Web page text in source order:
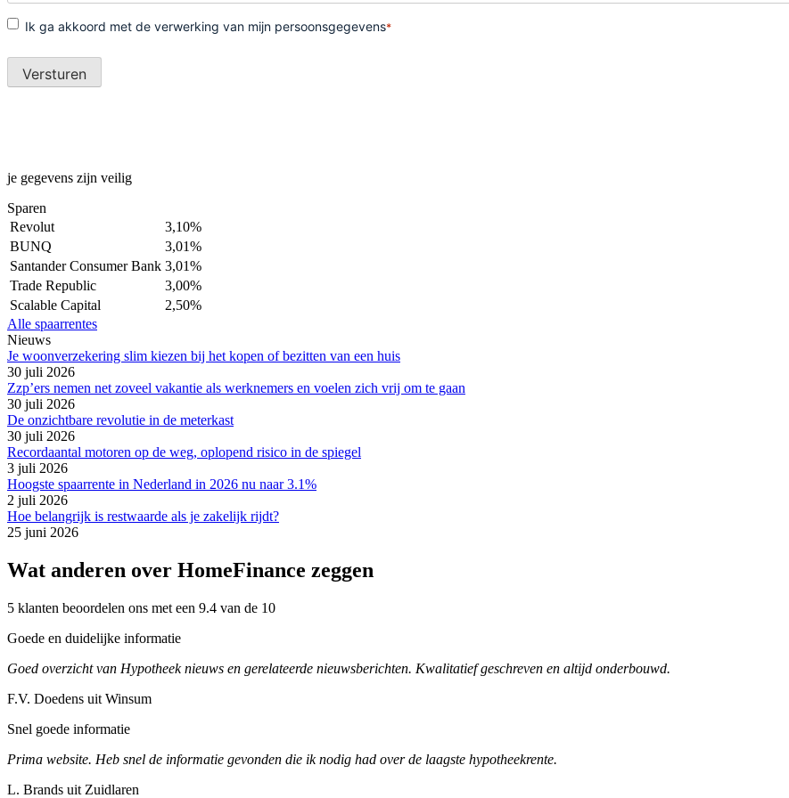
je gegevens zijn veilig
Sparen
Revolut
3,10%
BUNQ
3,01%
Santander Consumer Bank 3,01%
Trade Republic
3,00%
Scalable Capital
2,50%
Alle spaarrentes
Nieuws
Je woonverzekering slim kiezen bij het kopen of bezitten van een huis
30 juli 2026
Zzp’ers nemen net zoveel vakantie als werknemers en voelen zich vrij om te gaan
30 juli 2026
De onzichtbare revolutie in de meterkast
30 juli 2026
Recordaantal motoren op de weg, oplopend risico in de spiegel
3 juli 2026
Hoogste spaarrente in Nederland in 2026 nu naar 3.1%
2 juli 2026
Hoe belangrijk is restwaarde als je zakelijk rijdt?
25 juni 2026
Wat anderen over HomeFinance zeggen
5 klanten beoordelen ons met een 9.4 van de 10
Goede en duidelijke informatie
Goed overzicht van Hypotheek nieuws en gerelateerde nieuwsberichten. Kwalitatief geschreven en altijd onderbouwd.
F.V. Doedens uit Winsum
Snel goede informatie
Prima website. Heb snel de informatie gevonden die ik nodig had over de laagste hypotheekrente.
L. Brands uit Zuidlaren